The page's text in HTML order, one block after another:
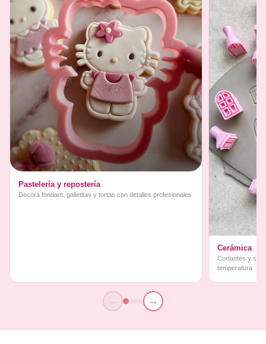
Pastelería y repostería
Decorá fondant, galletitas y tortas con detalles profesionales
Cerámica
Cortantes y
temperatura
← →